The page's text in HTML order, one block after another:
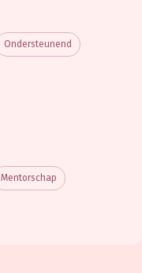
Ondersteunend
Mentorschap